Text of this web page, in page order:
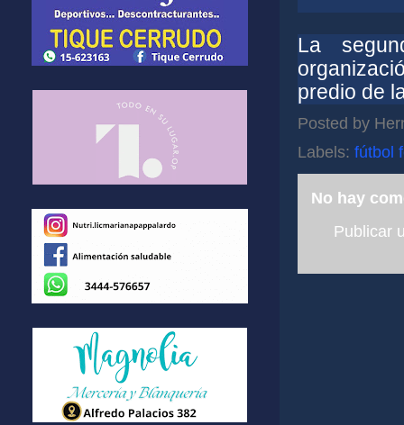
La
predio de
Posted by
Labels: fútbol
No hay
Publicar